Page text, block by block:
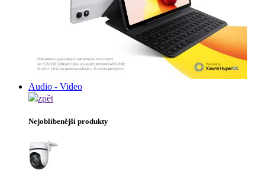
Audio - Video
zpět
Nejoblíbenější produkty